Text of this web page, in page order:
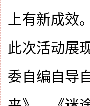
上有新成效。
此次活动展
委自编自导